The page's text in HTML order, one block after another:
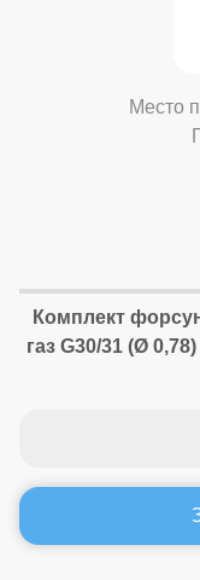
Место
Комплект
газ G30/31 (Ø 0,78)